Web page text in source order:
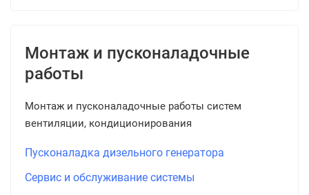
Монтаж и пусконаладочные
работы
Монтаж и пусконаладочные работы систем
вентиляции, кондиционирования
Пусконаладка дизельного генератора
Сервис и обслуживание системы